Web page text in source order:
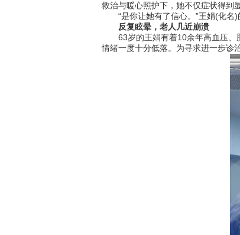
救治与暖心照护下，她不仅症状得到
“是你让她有了信心。”王娟(化名)
反复眩晕，老人几近崩溃
63岁的王娟有着10余年高血压、脑
情绪一度十分低落。为寻求进一步诊